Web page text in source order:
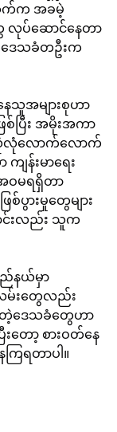
က်က အခမဲ့
လုပ်ဆောင်နေတာ
ေသခံတဦးက
နေသူအများစုဟာ
ပြီး အမိုးအကာ
လုံလောက်လောက်
ျန်းမာရေး
ဝမရရှိတာ
စ်ပွားမှုတွေများ
ာင်းလည်း သူက
ည်နယ်မှာ
းတွေလည်း
ေတဲ့ဒေသခံတွေဟာ
တော့ စားဝတ်နေ
ြရတာပါ။